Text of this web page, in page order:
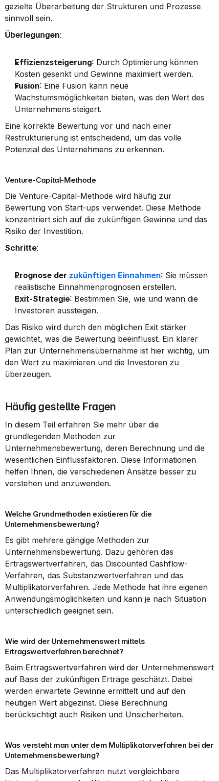
gezielte Überarbeitung der Strukturen und Prozesse
sinnvoll sein.
Überlegungen:
Effizienzsteigerung: Durch Optimierung können
Kosten gesenkt und Gewinne maximiert werden.
Fusion: Eine Fusion kann neue
Wachstumsmöglichkeiten bieten, was den Wert des
Unternehmens steigert.
Eine korrekte Bewertung vor und nach einer
Restrukturierung ist entscheidend, um das volle
Potenzial des Unternehmens zu erkennen.
Venture-Capital-Methode
Die Venture-Capital-Methode wird häufig zur
Bewertung von Start-ups verwendet. Diese Methode
konzentriert sich auf die zukünftigen Gewinne und das
Risiko der Investition.
Schritte:
Prognose der zukünftigen Einnahmen: Sie müssen
realistische Einnahmenprognosen erstellen.
Exit-Strategie: Bestimmen Sie, wie und wann die
Investoren aussteigen.
Das Risiko wird durch den möglichen Exit stärker
gewichtet, was die Bewertung beeinflusst. Ein klarer
Plan zur Unternehmensübernahme ist hier wichtig, um
den Wert zu maximieren und die Investoren zu
überzeugen.
Häufig gestellte Fragen
In diesem Teil erfahren Sie mehr über die
grundlegenden Methoden zur
Unternehmensbewertung, deren Berechnung und die
wesentlichen Einflussfaktoren. Diese Informationen
helfen Ihnen, die verschiedenen Ansätze besser zu
verstehen und anzuwenden.
Welche Grundmethoden existieren für die
Unternehmensbewertung?
Es gibt mehrere gängige Methoden zur
Unternehmensbewertung. Dazu gehören das
Ertragswertverfahren, das Discounted Cashflow-
Verfahren, das Substanzwertverfahren und das
Multiplikatorverfahren. Jede Methode hat ihre eigenen
Anwendungsmöglichkeiten und kann je nach Situation
unterschiedlich geeignet sein.
Wie wird der Unternehmenswert mittels
Ertragswertverfahren berechnet?
Beim Ertragswertverfahren wird der Unternehmenswert
auf Basis der zukünftigen Erträge geschätzt. Dabei
werden erwartete Gewinne ermittelt und auf den
heutigen Wert abgezinst. Diese Berechnung
berücksichtigt auch Risiken und Unsicherheiten.
Was versteht man unter dem Multiplikatorverfahren bei der
Unternehmensbewertung?
Das Multiplikatorverfahren nutzt vergleichbare